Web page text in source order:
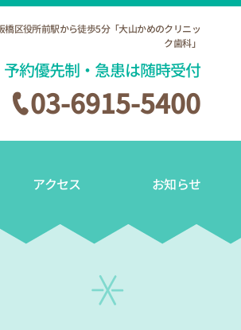
橋区役所前駅から徒歩5分「大山かめのクリニッ
ク歯科」
予約優先制・急患は随時受付
03-6915-5400
アクセス お知らせ